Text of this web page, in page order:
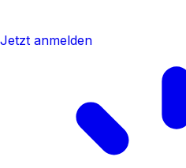
Jetzt anmelden